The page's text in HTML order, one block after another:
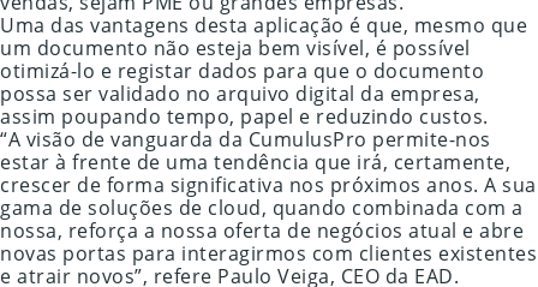
Uma das vantagens desta aplicação é que, mesmo que
um documento não esteja bem visível, é possível
otimizá-lo e registar dados para que o documento
possa ser validado no arquivo digital da empresa,
assim poupando tempo, papel e reduzindo custos.
“A visão de vanguarda da CumulusPro permite-nos
estar à frente de uma tendência que irá, certamente,
crescer de forma significativa nos próximos anos. A sua
gama de soluções de cloud, quando combinada com a
nossa, reforça a nossa oferta de negócios atual e abre
novas portas para interagirmos com clientes existentes
e atrair novos”, refere Paulo Veiga, CEO da EAD.